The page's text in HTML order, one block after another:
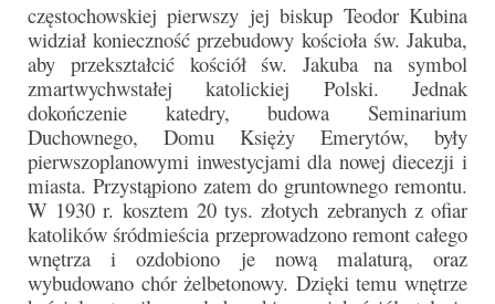
Imieniny Ks Kanonika
Wigilia Paschalna 2019
Wielki Piątek 2019
Wielki Czwartek 2019
Droga Krzyżowa w parafii św. Jakuba
Apostoła w Częstochowie 2019
Imieniny Ks. Proboszcza 2019
częstochowskiej pierwszy jej biskup Teodor Kubina
widział konieczność przebudowy kościoła św. Jakuba,
aby przekształcić kościół św. Jakuba na symbol
zmartwychwstałej katolickiej Polski. Jednak
dokończenie katedry, budowa Seminarium
Duchownego, Domu Księży Emerytów, były
pierwszoplanowymi inwestycjami dla nowej diecezji i
miasta. Przystąpiono zatem do gruntownego remontu.
W 1930 r. kosztem 20 tys. złotych zebranych z ofiar
katolików śródmieścia przeprowadzono remont całego
wnętrza i ozdobiono je nową malaturą, oraz
wybudowano chór żelbetonowy. Dzięki temu wnętrze